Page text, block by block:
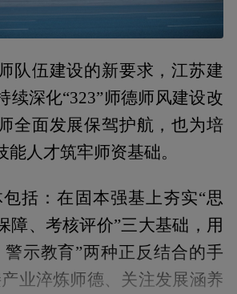
队伍建设的新要求，江苏建
续深化“323”师德师风建设改
全面发展保驾护航，也为培
能人才筑牢师资基础。
包括：在固本强基上夯实“思
障、考核评价”三大基础，用
示教育”两种正反结合的手
业淬炼师德、关注发展涵养